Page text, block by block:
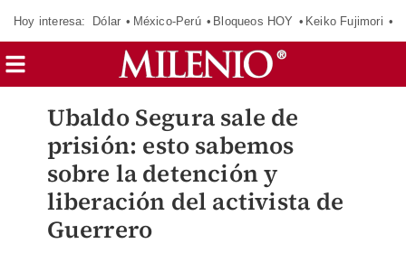
Hoy interesa: Dólar México-Perú Bloqueos HOY Keiko Fujimori
Ubaldo Segura sale de
prisión: esto sabemos
sobre la detención y
liberación del activista de
Guerrero